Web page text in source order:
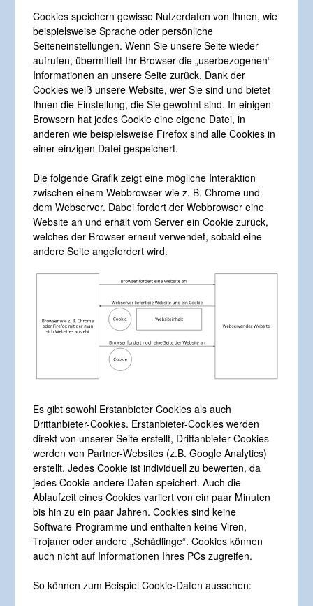
Cookies speichern gewisse Nutzerdaten von Ihnen, wie
beispielsweise Sprache oder persönliche
Seiteneinstellungen. Wenn Sie unsere Seite wieder
aufrufen, übermittelt Ihr Browser die „userbezogenen“
Informationen an unsere Seite zurück. Dank der
Cookies weiß unsere Website, wer Sie sind und bietet
Ihnen die Einstellung, die Sie gewohnt sind. In einigen
Browsern hat jedes Cookie eine eigene Datei, in
anderen wie beispielsweise Firefox sind alle Cookies in
einer einzigen Datei gespeichert.
Die folgende Grafik zeigt eine mögliche Interaktion
zwischen einem Webbrowser wie z. B. Chrome und
dem Webserver. Dabei fordert der Webbrowser eine
Website an und erhält vom Server ein Cookie zurück,
welches der Browser erneut verwendet, sobald eine
andere Seite angefordert wird.
Es gibt sowohl Erstanbieter Cookies als auch
Drittanbieter-Cookies. Erstanbieter-Cookies werden
direkt von unserer Seite erstellt, Drittanbieter-Cookies
werden von Partner-Websites (z.B. Google Analytics)
erstellt. Jedes Cookie ist individuell zu bewerten, da
jedes Cookie andere Daten speichert. Auch die
Ablaufzeit eines Cookies variiert von ein paar Minuten
bis hin zu ein paar Jahren. Cookies sind keine
Software-Programme und enthalten keine Viren,
Trojaner oder andere „Schädlinge“. Cookies können
auch nicht auf Informationen Ihres PCs zugreifen.
So können zum Beispiel Cookie-Daten aussehen: